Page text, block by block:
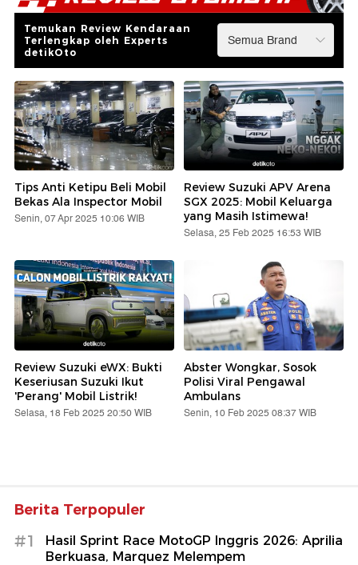
Temukan Review Kendaraan
Terlengkap oleh Experts
detikOto
Tips Anti Ketipu Beli Mobil
Bekas Ala Inspector Mobil
Senin, 07 Apr 2025 10:06 WIB
Review Suzuki APV Arena
SGX 2025: Mobil Keluarga
yang Masih Istimewa!
Selasa, 25 Feb 2025 16:53 WIB
Review Suzuki eWX: Bukti
Keseriusan Suzuki Ikut
'Perang' Mobil Listrik!
Selasa, 18 Feb 2025 20:50 WIB
Abster Wongkar, Sosok
Polisi Viral Pengawal
Ambulans
Senin, 10 Feb 2025 08:37 WIB
Berita Terpopuler
#1
Hasil Sprint Race MotoGP Inggris 2026: Aprilia
Berkuasa, Marquez Melempem